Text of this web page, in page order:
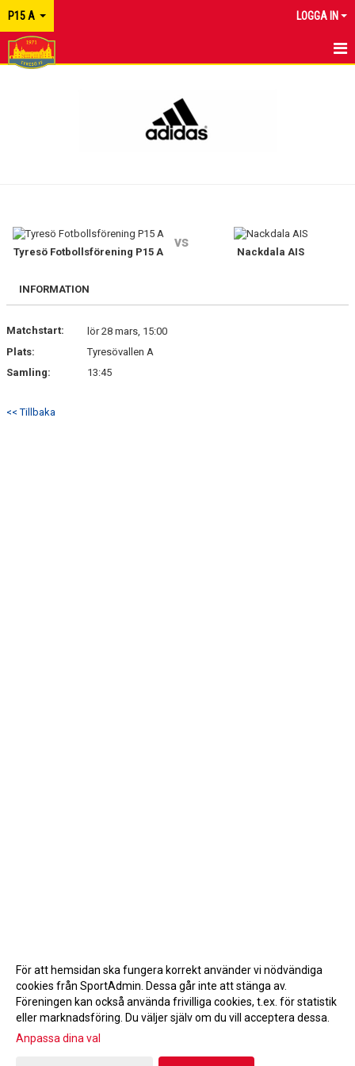
P15 A LOGGA IN
KONTAKT
Tyresö Fotbollsförening P15 A
vs
Nackdala AIS
INFORMATION
Matchstart:
lör 28 mars, 15:00
Plats:
Tyresövallen A
Samling:
13:45
<< Tillbaka
Gå till Webbversion
För att hemsidan ska fungera korrekt använder vi nödvändiga
cookies från SportAdmin. Dessa går inte att stänga av.
Föreningen kan också använda frivilliga cookies, t.ex. för statistik
eller marknadsföring. Du väljer själv om du vill acceptera dessa.
Anpassa dina val